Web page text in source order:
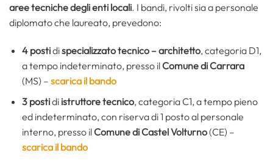
aree tecniche degli enti locali. I bandi, rivolti sia a personale
diplomato che laureato, prevedono:
4 postidispecializzato tecnico – architetto, categoria D1,
a tempo indeterminato, presso il Comune di Carrara
(MS) – scarica il bando
3 postidi istruttore tecnico, categoria C1, a tempo pieno
ed indeterminato, con riserva di 1 posto al personale
interno, presso il Comune di Castel Volturno(CE) –
scarica il bando